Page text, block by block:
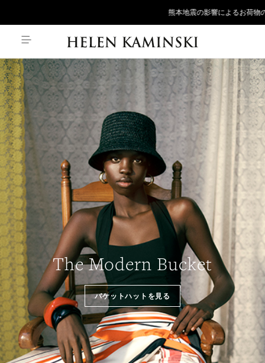
熊本地震の影響によるお荷物のお届け遅延
The Modern Bucket
バケットハットを見る